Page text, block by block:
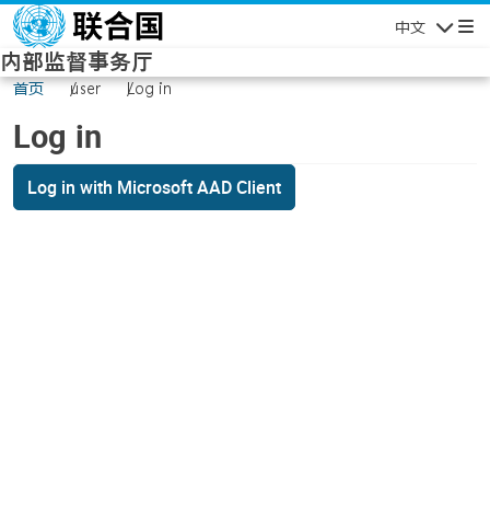
Skip to main content
中文
内部监督事务厅
首页 user Log in
Log in
Log in with Microsoft AAD Client